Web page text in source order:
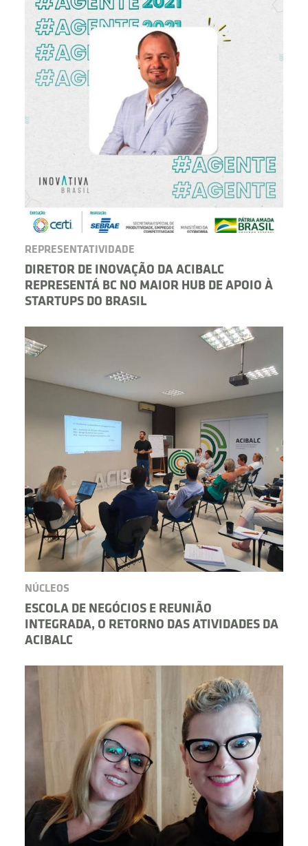
REPRESENTATIVIDADE
DIRETOR DE INOVAÇÃO DA ACIBALC
REPRESENTÁ BC NO MAIOR HUB DE APOIO À
STARTUPS DO BRASIL
NÚCLEOS
ESCOLA DE NEGÓCIOS E REUNIÃO
INTEGRADA, O RETORNO DAS ATIVIDADES DA
ACIBALC